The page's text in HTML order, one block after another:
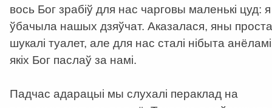
вось Бог зрабіў для нас чарговы маленькі цуд: я
ўбачыла нашых дзяўчат. Аказалася, яны проста
шукалі туалет, але для нас сталі нібыта
якіх Бог паслаў за намі.
Падчас адарацыі мы слухалі пераклад на